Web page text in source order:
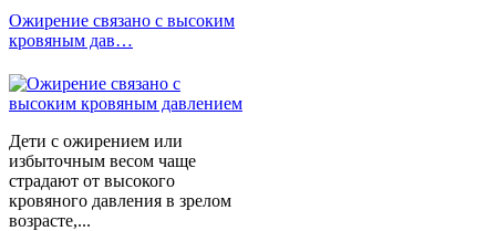
Ожирение связано с высоким
кровяным дав…
Дети с ожирением или
избыточным весом чаще
страдают от высокого
кровяного давления в зрелом
возрасте,...